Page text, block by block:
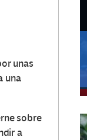
unas
una
sobre
a